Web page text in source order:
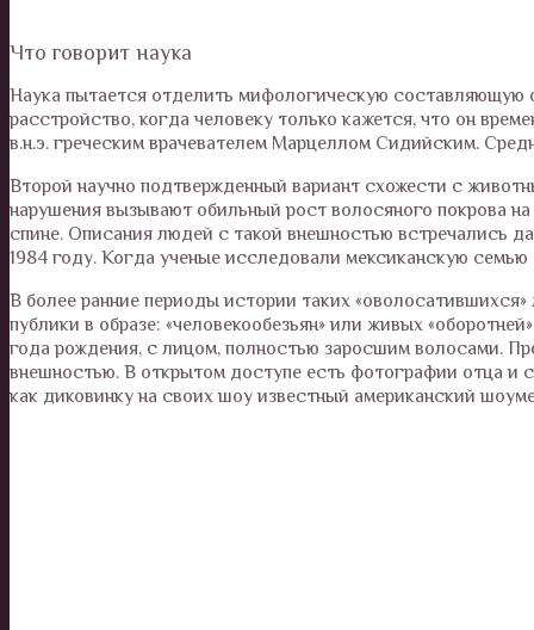
Что говорит наука
Наука пытается отделить мифологическую составляющую
расстройство, когда человеку только кажется, что он
в.н.э. греческим врачевателем Марцеллом Сидийским.
Второй научно подтвержденный вариант схожести с
нарушения вызывают обильный рост волосяного покрова
спине. Описания людей с такой внешностью встречались
1984 году. Когда ученые исследовали мексиканскую семью
В более ранние периоды истории таких
публики в образе: «человекообезьян» или живых
года рождения, с лицом, полностью заросшим волосами.
внешностью. В открытом доступе есть фотографии отца и
как диковинку на своих шоу известный американский